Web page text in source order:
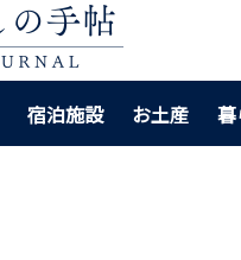
宿泊施設 お土産